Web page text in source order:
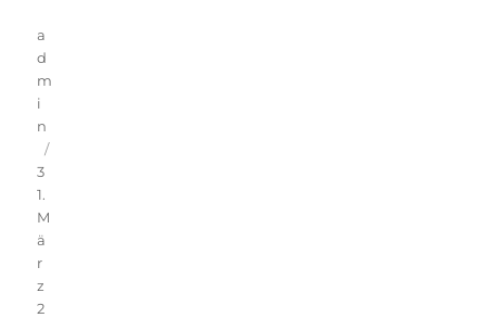
Autor
a
d
m
i
n
Veröffentlicht
am
3
1.
M
ä
r
z
2